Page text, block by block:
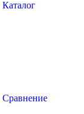
Каталог
Сравнение